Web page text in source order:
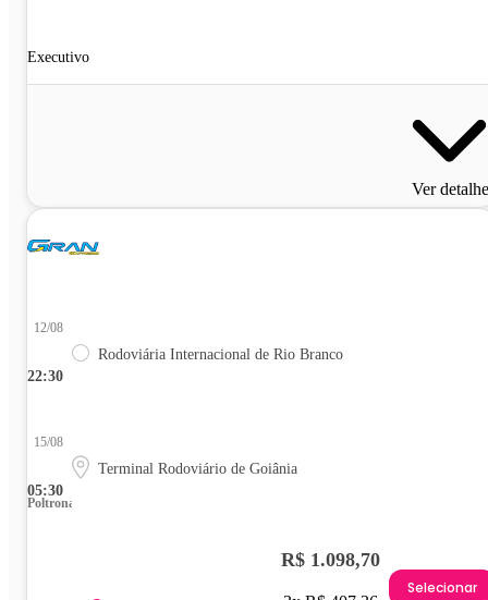
Executivo
Ver
22:30
12/08
Rodoviária Internacional de Rio Branco
05:30
15/08
Terminal Rodoviário de Goiânia
Poltrona
R$ 1.098,70
Selecionar